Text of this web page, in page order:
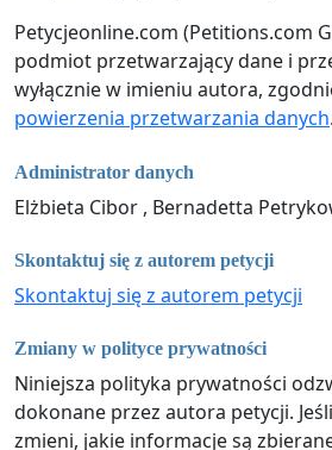
Petycjeonline.com (Petitions.com
podmiot przetwarzający dane i
wyłącznie w imieniu autora,
powierzenia przetwarzania danych.
Administrator danych
Elżbieta Cibor , Bernadetta
Skontaktuj się z autorem petycji
Skontaktuj się z autorem petycji
Zmiany w polityce prywatności
Niniejsza polityka prywatności
dokonane przez autora petycji.
zmieni, jakie informacje są